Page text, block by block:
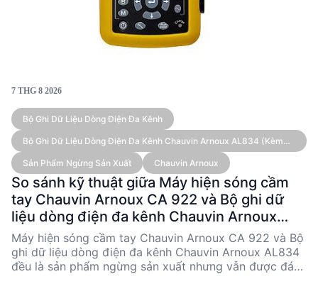
7 THG 8 2026
Bộ Ghi Dữ Liệu Dòng Điện Đa Kênh
Bộ Ghi Dữ Liệu Dòng Điện Đa Kênh Chauvin Arnoux AL834 (kèm
Sản Phẩm Ngừng Sản Xuất
Chauvin Arnoux
So sánh kỹ thuật giữa Máy hiện sóng cầm
tay Chauvin Arnoux CA 922 và Bộ ghi dữ
liệu dòng điện đa kênh Chauvin Arnoux
AL834
Máy hiện sóng cầm tay Chauvin Arnoux CA 922 và Bộ
ghi dữ liệu dòng điện đa kênh Chauvin Arnoux AL834
đều là sản phẩm ngừng sản xuất nhưng vẫn được đánh